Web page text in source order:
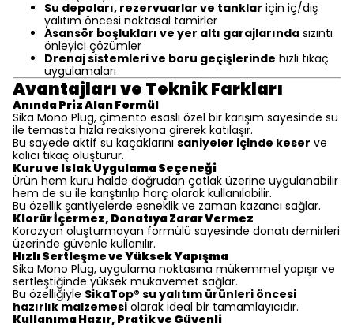
Su depoları, rezervuarlar ve tanklar için iç/dış
yalıtım öncesi noktasal tamirler
Asansör boşlukları ve yer altı garajlarında sızıntı
önleyici çözümler
Drenaj sistemleri ve boru geçişlerinde hızlı tıkaç
uygulamaları
Avantajları ve Teknik Farkları
Anında Priz Alan Formül
Sika Mono Plug, çimento esaslı özel bir karışım sayesinde su
ile temasta hızla reaksiyona girerek katılaşır.
Bu sayede aktif su kaçaklarını saniyeler içinde keser ve
kalıcı tıkaç oluşturur.
Kuru ve Islak Uygulama Seçeneği
Ürün hem kuru halde doğrudan çatlak üzerine uygulanabilir
hem de su ile karıştırılıp harç olarak kullanılabilir.
Bu özellik şantiyelerde esneklik ve zaman kazancı sağlar.
Klorür İçermez, Donatıya Zarar Vermez
Korozyon oluşturmayan formülü sayesinde donatı demirleri
üzerinde güvenle kullanılır.
Hızlı Sertleşme ve Yüksek Yapışma
Sika Mono Plug, uygulama noktasına mükemmel yapışır ve
sertleştiğinde yüksek mukavemet sağlar.
Bu özelliğiyle SikaTop® su yalıtım ürünleri öncesi
hazırlık malzemesi olarak ideal bir tamamlayıcıdır.
Kullanıma Hazır, Pratik ve Güvenli